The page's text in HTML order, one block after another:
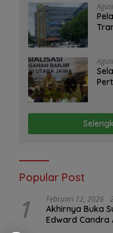
Popular Post
1 Februari 12, 2026
Akhirnya Buka
Edward Candra